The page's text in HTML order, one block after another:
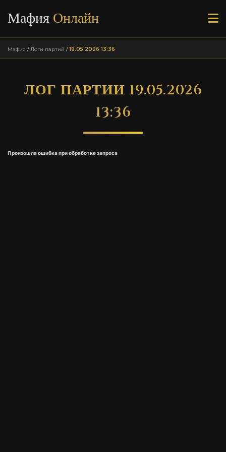
Мафия Онлайн
Мафия /Логи партий /19.05.2026 13:36
ЛОГ ПАРТИИ 19.05.2026
13:36
Произошла ошибка при обработке запроса